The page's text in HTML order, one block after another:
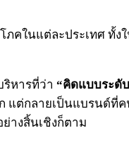
ภคในแต่ละประเทศ ทั้
หารที่ว่า “คิดแบบระดั
แต่กลายเป็นแบรนด์ที่
างสิ้นเชิงก็ตาม